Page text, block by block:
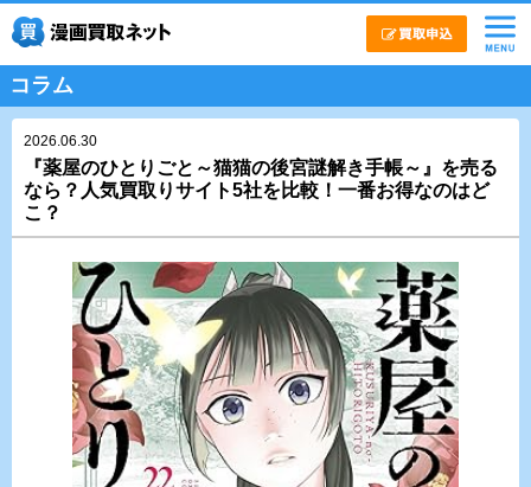
コラム
2026.06.30
『薬屋のひとりごと～猫猫の後宮謎解き手帳～』を売る
なら？人気買取りサイト5社を比較！一番お得なのはど
こ？